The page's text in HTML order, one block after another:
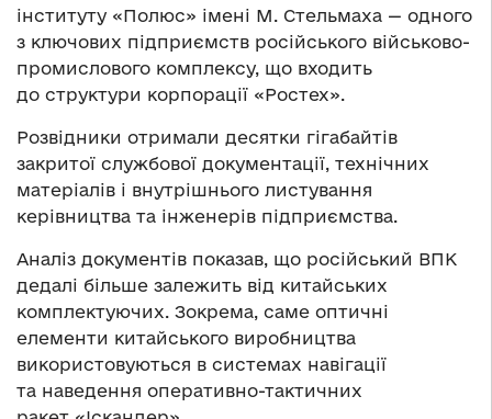
інституту «Полюс» імені М. Стельмаха — одного
з ключових підприємств російського військово-
промислового комплексу, що входить
до структури корпорації «Ростех».
Розвідники отримали десятки гігабайтів
закритої службової документації, технічних
матеріалів і внутрішнього листування
керівництва та інженерів підприємства.
Аналіз документів показав, що російський ВПК
дедалі більше залежить від китайських
комплектуючих. Зокрема, саме оптичні
елементи китайського виробництва
використовуються в системах навігації
та наведення оперативно-тактичних